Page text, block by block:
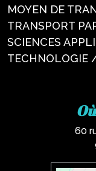
MOYEN DE
TRANSPORT
SCIENCES
TECHNOLOGIE
60